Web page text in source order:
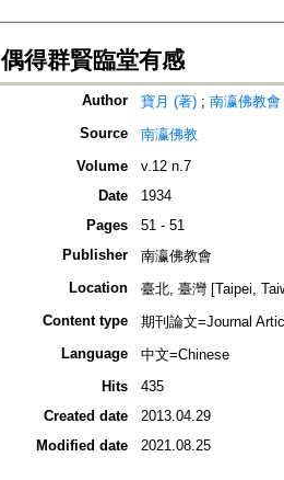
偶得群賢臨堂有感
Author 寶月 (著) ; 南瀛佛教
Source
南瀛佛教
Volume
v.12 n.7
Date
1934
Pages
51 - 51
Publisher
南瀛佛教會
Location
臺北, 臺灣 [Taipei,
Content type
期刊論文=Journal
Language
中文=Chinese
Hits
435
Created date
2013.04.29
Modified date
2021.08.25